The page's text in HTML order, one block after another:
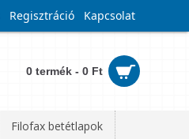
Regisztráció Kapcsolat
0 termék - 0 Ft
Filofax betétlapok